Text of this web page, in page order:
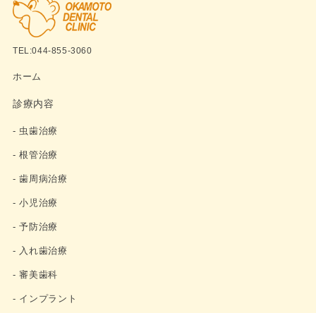
TEL:044-855-3060
ホーム
診療内容
- 虫歯治療
- 根管治療
- 歯周病治療
- 小児治療
- 予防治療
- 入れ歯治療
- 審美歯科
- インプラント